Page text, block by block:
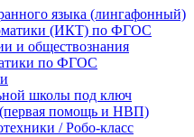
языка (лингафонный)
(ИКТ) по ФГОС
и обществознания
по ФГОС
школы под ключ
помощь и НВП)
/ Робо-класс